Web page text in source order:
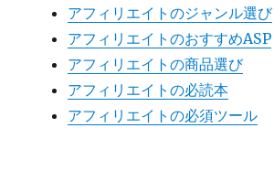
アフィリエイトのジャンル選び
アフィリエイトのおすすめASP
アフィリエイトの商品選び
アフィリエイトの必読本
アフィリエイトの必須ツール